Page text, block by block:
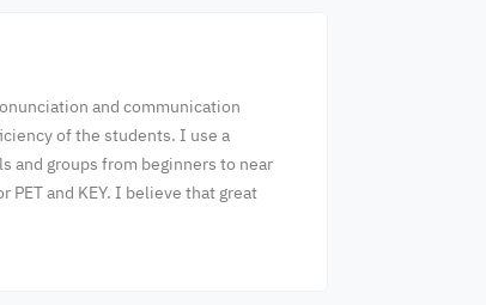
and communication
of the students. I use a
and groups from beginners to near
and KEY. I believe that great